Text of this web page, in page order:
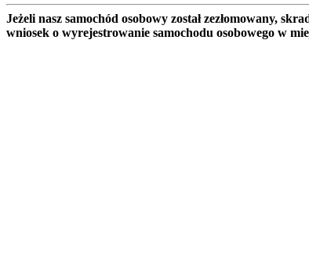
Jeżeli nasz samochód osobowy został zezłomowany,
wniosek o wyrejestrowanie samochodu osobowego w